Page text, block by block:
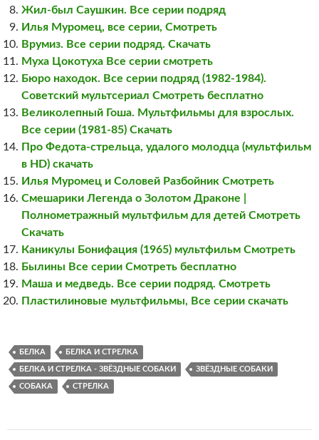
Жил-был Саушкин. Все серии подряд
Илья Муромец, все серии, Смотреть
Врумиз. Все серии подряд. Скачать
Муха Цокотуха Все серии смотреть
Бюро находок. Все серии подряд (1982-1984).
Советский мультсериал Смотреть бесплатно
Великолепный Гоша. Мультфильмы для взрослых.
Все серии (1981-85) Скачать
Про Федота-стрельца, удалого молодца (мультфильм
в HD) скачать
Илья Муромец и Соловей Разбойник Смотреть
Смешарики Легенда о Золотом Драконе |
Полнометражный мультфильм для детей Смотреть
Скачать
Каникулы Бонифация (1965) мультфильм Смотреть
Былины Все серии Смотреть бесплатно
Маша и медведь. Все серии подряд. Смотреть
Пластилиновые мультфильмы, Все серии скачать
БЕЛКА БЕЛКА И СТРЕЛКА
БЕЛКА И СТРЕЛКА - ЗВЁЗДНЫЕ СОБАКИ ЗВЁЗДНЫЕ СОБАКИ
СОБАКА СТРЕЛКА